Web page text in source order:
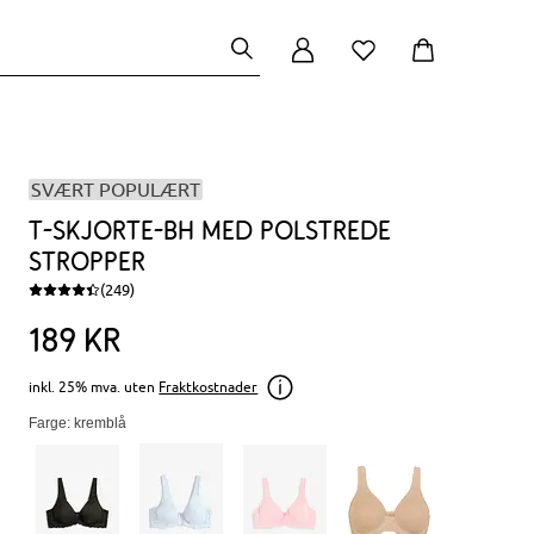
SVÆRT POPULÆRT
T-skjorte-BH med polstrede
stropper
(249)
189 kr
inkl. 25% mva. uten Fraktkostnader
Farge: kremblå